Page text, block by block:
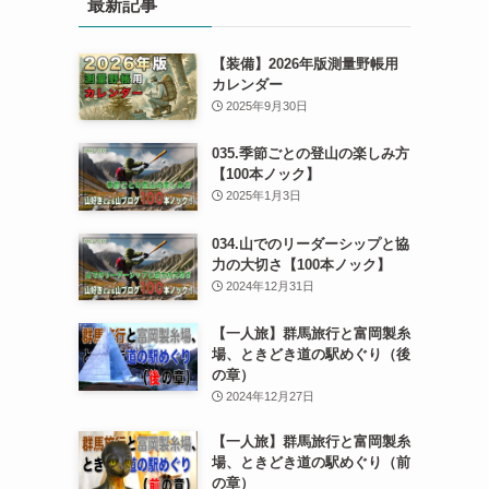
最新記事
【装備】2026年版測量野帳用
カレンダー
2025年9月30日
035.季節ごとの登山の楽しみ方
【100本ノック】
2025年1月3日
034.山でのリーダーシップと協
力の大切さ【100本ノック】
2024年12月31日
【一人旅】群馬旅行と富岡製糸
場、ときどき道の駅めぐり（後
の章）
2024年12月27日
【一人旅】群馬旅行と富岡製糸
場、ときどき道の駅めぐり（前
の章）